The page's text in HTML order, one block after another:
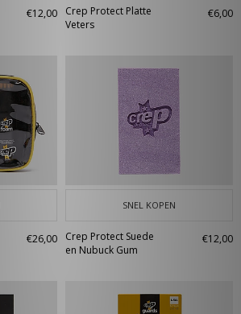
€12,00
Crep Protect Platte
Veters
€6,00
€26,00
SNEL KOPEN
Crep Protect Suede
en Nubuck Gum
€12,00